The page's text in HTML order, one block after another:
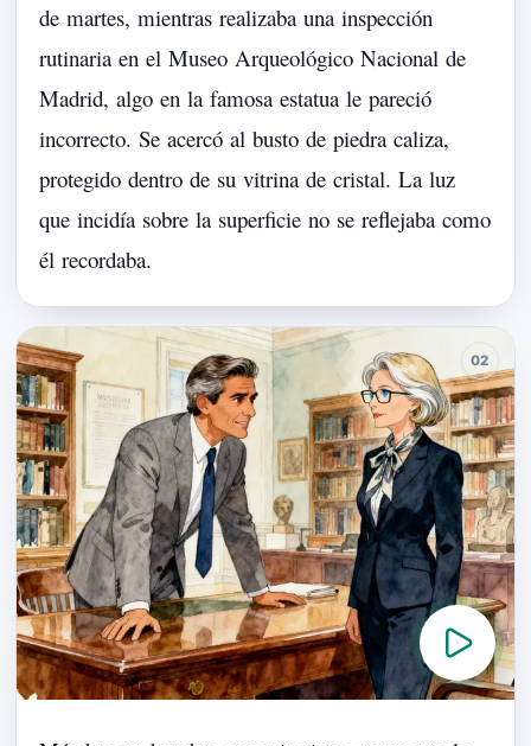
de martes, mientras realizaba una inspección
rutinaria en el Museo Arqueológico Nacional de
Madrid, algo en la famosa estatua le pareció
incorrecto. Se acercó al busto de piedra caliza,
protegido dentro de su vitrina de cristal. La luz
que incidía sobre la superficie no se reflejaba como
él recordaba.